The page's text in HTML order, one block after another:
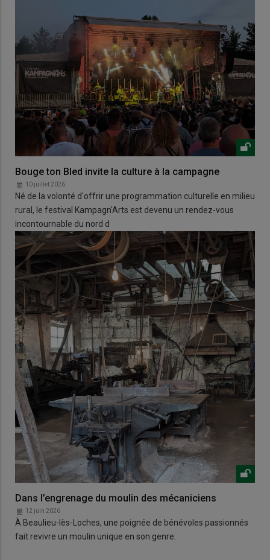
Bouge ton Bled invite la culture à la campagne
10 juillet 2026
Né de la volonté d'offrir une programmation culturelle en milieu
rural, le festival Kampagn'Arts est devenu un rendez-vous
incontournable du nord d
Dans l’engrenage du moulin des mécaniciens
12 juin 2026
À Beaulieu-lès-Loches, une poignée de bénévoles passionnés
fait revivre un moulin unique en son genre.